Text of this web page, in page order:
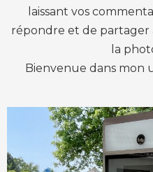
laissant vos
répondre et de partager
la
Bienvenue dans mon